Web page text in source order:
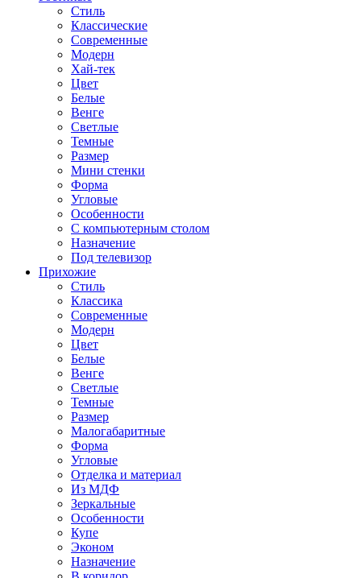
Стиль
Классические
Современные
Модерн
Хай-тек
Цвет
Белые
Венге
Светлые
Темные
Размер
Мини стенки
Форма
Угловые
Особенности
С компьютерным столом
Назначение
Под телевизор
Прихожие
Стиль
Классика
Современные
Модерн
Цвет
Белые
Венге
Светлые
Темные
Размер
Малогабаритные
Форма
Угловые
Отделка и материал
Из МДФ
Зеркальные
Особенности
Купе
Эконом
Назначение